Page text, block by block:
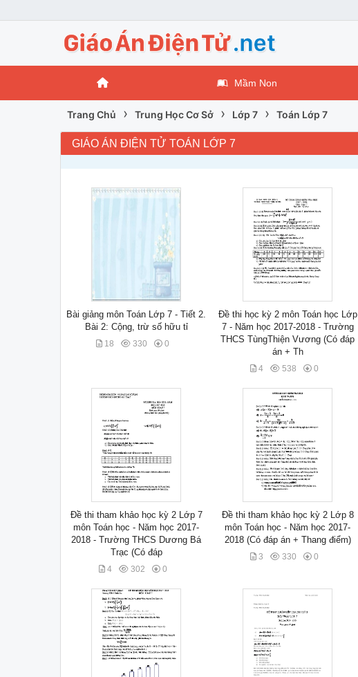
Mầm Non
Trang Chủ › Trung Học Cơ Sở › Lớp 7 › Toán Lớp 7
GIÁO ÁN ĐIỆN TỬ TOÁN LỚP 7
Bài giảng môn Toán Lớp 7 - Tiết 2.
Bài 2: Cộng, trừ số hữu tỉ
18 330 0
Đề thi học kỳ 2 môn Toán học Lớp
7 - Năm học 2017-2018 - Trường
THCS TùngThiện Vương (Có đáp
án + Th
4 538 0
Đề thi tham khảo học kỳ 2 Lớp 7
môn Toán học - Năm học 2017-
2018 - Trường THCS Dương Bá
Trạc (Có đáp
4 302 0
Đề thi tham khảo học kỳ 2 Lớp 8
môn Toán học - Năm học 2017-
2018 (Có đáp án + Thang điểm)
3 330 0